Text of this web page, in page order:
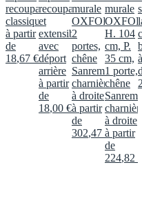
recoupable
classique
à partir
de
18,67 €
recoupable
et
extensible
avec
déport
arrière
à partir
de
18,00 €
murale
OXFORD
2
portes,
chêne
Sanremo,
charnières
à droite
à partir
de
302,47 €
murale
H. 104
cm, P.
35 cm,
1 porte,
chêne
Sanremo,
à droite
à partir
de
224,82